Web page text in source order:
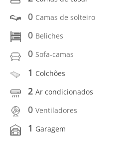
0 Camas de solteiro
0 Beliches
0 Sofa-camas
1 Colchões
2 Ar condicionados
0 Ventiladores
1 Garagem